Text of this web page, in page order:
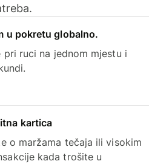
u pokretu globalno.
ruci na jednom mjestu i
kartica
o maržama tečaja ili visokim
kada trošite u